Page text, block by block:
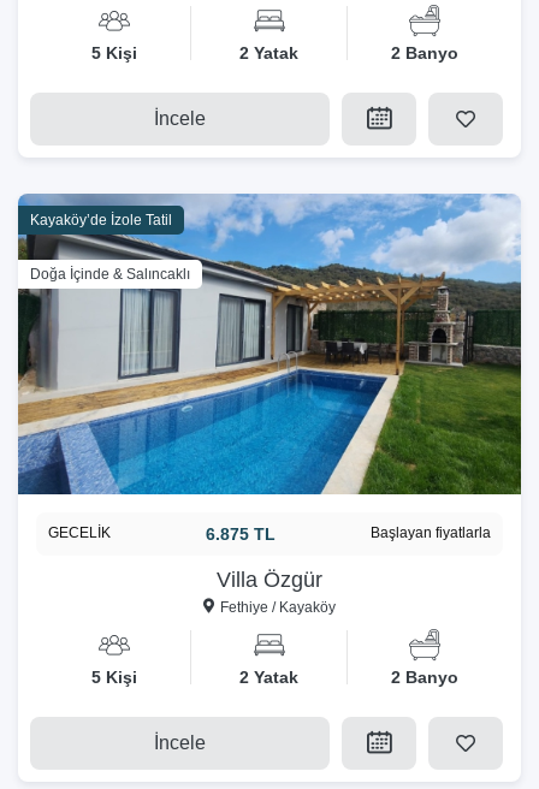
5 Kişi 2 Yatak 2 Banyo
İncele
Kayaköy’de İzole Tatil
Doğa İçinde & Salıncaklı
Villa Özgür
Fethiye / Kayaköy
GECELİK 6.875 TL Başlayan fiyatlarla
5 Kişi 2 Yatak 2 Banyo
İncele